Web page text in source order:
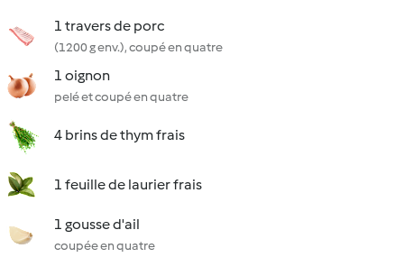
1 travers de porc
(1200 g env.), coupé en quatre
1 oignon
pelé et coupé en quatre
4 brins de thym frais
1 feuille de laurier frais
1 gousse d'ail
coupée en quatre